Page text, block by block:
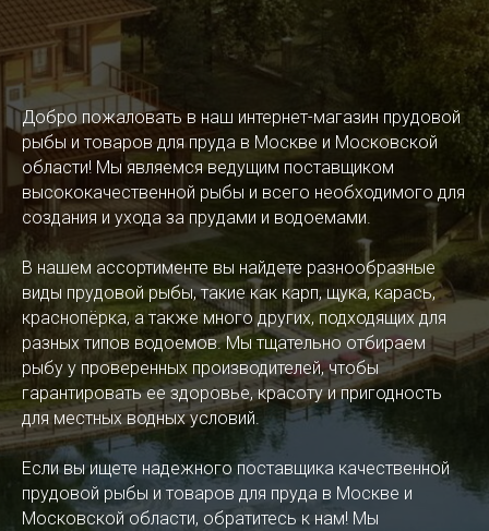
Добро пожаловать в наш интернет-магазин прудовой
рыбы и товаров для пруда в Москве и Московской
области! Мы являемся ведущим поставщиком
высококачественной рыбы и всего необходимого для
создания и ухода за прудами и водоемами.
В нашем ассортименте вы найдете разнообразные
виды прудовой рыбы, такие как карп, щука, карась,
краснопёрка, а также много других, подходящих для
разных типов водоемов. Мы тщательно отбираем
рыбу у проверенных производителей, чтобы
гарантировать ее здоровье, красоту и пригодность
для местных водных условий.
Если вы ищете надежного поставщика качественной
прудовой рыбы и товаров для пруда в Москве и
Московской области, обратитесь к нам! Мы